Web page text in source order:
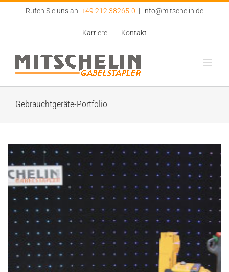
Rufen Sie uns an! +49 212 38265-0 | info@mitschelin.de
Karriere Kontakt
Gebrauchtgeräte-Portfolio